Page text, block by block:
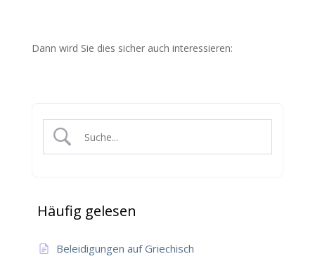
Dann wird Sie dies sicher auch interessieren:
Häufig gelesen
Beleidigungen auf Griechisch